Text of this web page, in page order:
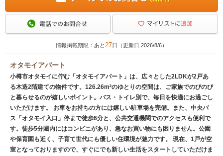
情報掲載期限：あと27日（更新日 2026/8/6）
オタモイアパート
小樽市オタモイに佇む「オタモイアパート」は、広々とした2LDKが2戸あ
る木造2階建ての物件です。126.26m²のゆとりの空間は、ご家族でのびのび
と暮らせるのが嬉しいポイント。バス・トイレ別で、毎日を快適にお過ごし
いただけます。 お車をお持ちの方には嬉しい駐車場を完備。また、中央バ
ス「オタモイ入口」停まで徒歩6分と、公共交通機関でのアクセスも便利で
す。徒歩5分圏内にはコンビニがあり、急なお買い物にも困りません。公園
や保育園も近く、子育て世代にも優しい住環境が魅力です。 現在、1戸が空
室となっておりますので、すぐにでも新しい生活をスタートしていただけま